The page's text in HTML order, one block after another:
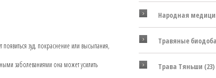
зуд, покраснение или высыпания,
заболеваниями она может усилить
Народная
Травяные
Трава Тяньши (23)